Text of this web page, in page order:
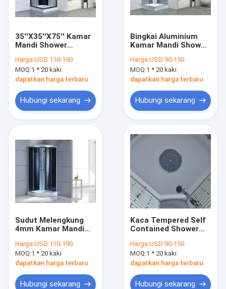
Pertunjukan VR
Kontrol Kualitas
Hubungi Kami
Kandang Pancuran Kaca
Kandang Mandi Tanpa Bingkai
Kamar Mandi Mandiri
Kandang Pancuran Sudut
Kandang Shower Persegi
35''X35''X75'' Kamar
Mandi Shower
Frame
Harga:USD 110-190
MOQ:1 * 20 kaki
dapatkan harga terbaru
Hubungi sekarang
Bingkai Aluminium
Kamar Mandi Shower
800x800x1900mm
Harga:USD 90-150
MOQ:1 * 20 kaki
dapatkan harga terbaru
Hubungi sekarang
Sudut Melengkung
4mm Kamar Mandi
Geser Terbuka
Harga:USD 110-190
MOQ:1 * 20 kaki
dapatkan harga terbaru
Hubungi sekarang
Kaca Tempered Self
Contained Shower
Harga:USD 90-150
MOQ:1 * 20 kaki
dapatkan harga terbaru
Hubungi sekarang